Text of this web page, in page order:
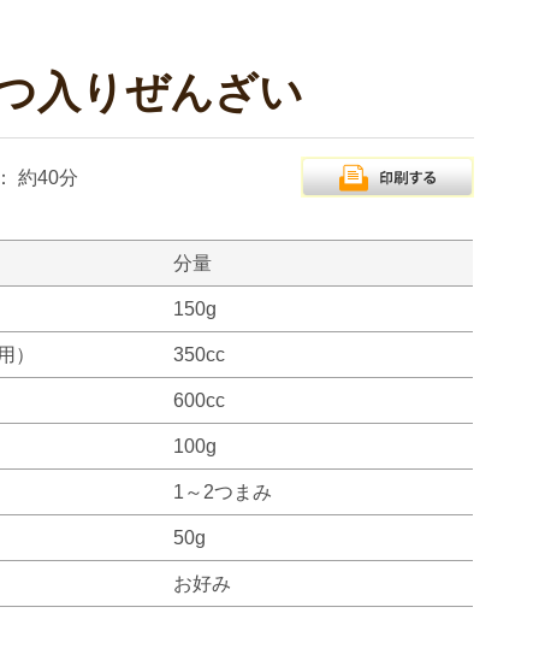
入りぜんざい
約40分
分量
150g
） 350cc
600cc
100g
1～2つまみ
50g
お好み